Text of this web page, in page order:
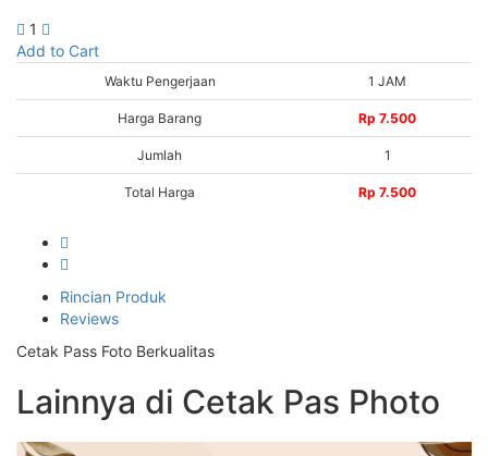
1
Add to Cart
Waktu Pengerjaan 1 JAM
Harga Barang Rp 7.500
Jumlah 1
Total Harga Rp 7.500
Rincian Produk
Reviews
Cetak Pass Foto Berkualitas
Lainnya di Cetak Pas Photo